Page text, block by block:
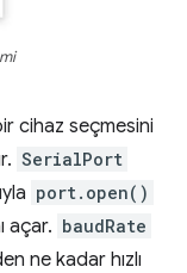
cihaz seçmesini
SerialPort
port.open()
açar. baudRate
ne kadar hızlı